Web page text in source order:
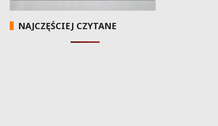
NAJCZĘŚCIEJ CZYTANE
AI Act: kiedy trzeba ujawnić